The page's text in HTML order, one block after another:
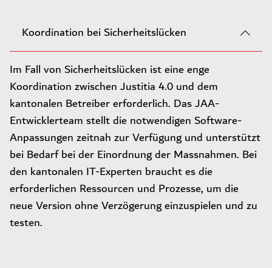
Koordination bei Sicherheitslücken
Im Fall von Sicherheitslücken ist eine enge
Koordination zwischen Justitia 4.0 und dem
kantonalen Betreiber erforderlich. Das JAA-
Entwicklerteam stellt die notwendigen Software-
Anpassungen zeitnah zur Verfügung und unterstützt
bei Bedarf bei der Einordnung der Massnahmen. Bei
den kantonalen IT-Experten braucht es die
erforderlichen Ressourcen und Prozesse, um die
neue Version ohne Verzögerung einzuspielen und zu
testen.